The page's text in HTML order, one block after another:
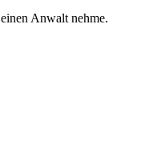
Anwalt nehme.